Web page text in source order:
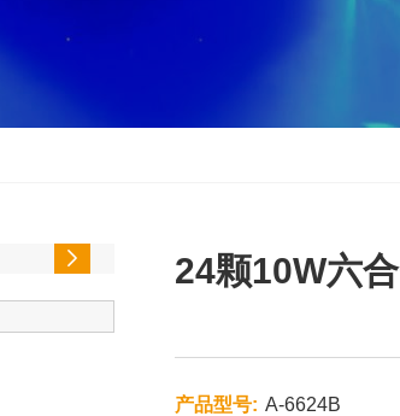
 24颗10W六
产品型号: A-6624B